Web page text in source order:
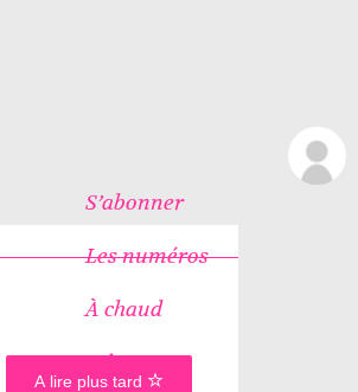
S’abonner
Les numéros
À chaud
Icônes
A lire plus tard